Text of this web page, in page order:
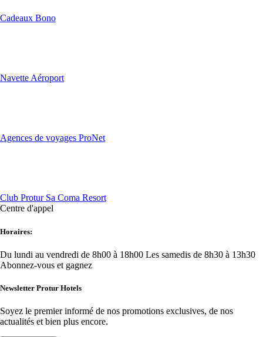
Cadeaux Bono
Navette Aéroport
Agences de voyages ProNet
Club Protur Sa Coma Resort
Centre d'appel
Horaires:
Du lundi au vendredi de 8h00 à 18h00 Les samedis de 8h30 à 13h30
Abonnez-vous et gagnez
Newsletter Protur Hotels
Soyez le premier informé de nos promotions exclusives, de nos
actualités et bien plus encore.